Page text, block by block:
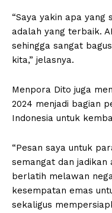
“Saya yakin apa yang
adalah yang terbaik.
sehingga sangat
kita,” jelasnya.
Menpora Dito juga
2024 menjadi bagian
Indonesia untuk
“Pesan saya untuk
semangat dan jadikan
berlatih melawan
kesempatan emas
sekaligus